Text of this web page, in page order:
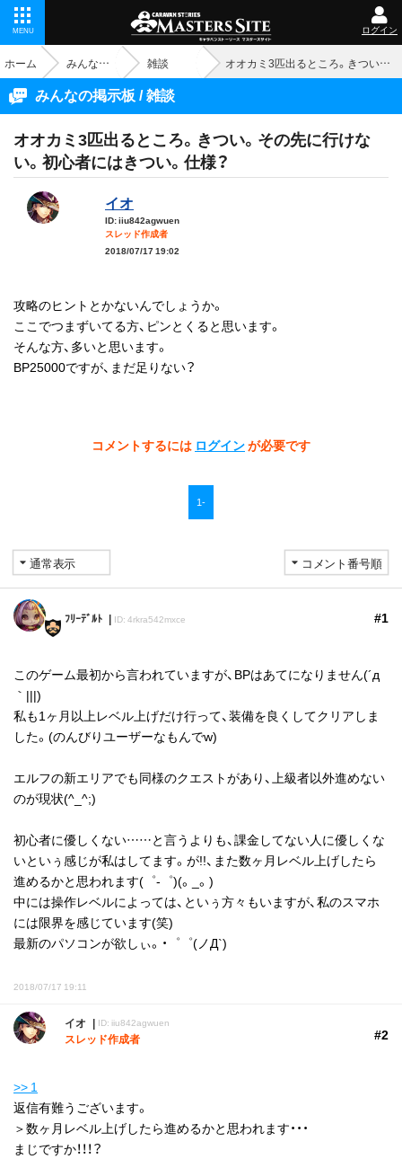
MENU ログイン
ホーム みんなの掲示板 雑談 オオカミ3匹出るところ。きつい。その先に行けない。初心者にはきつい。仕様？
みんなの掲示板 / 雑談
オオカミ3匹出るところ。きつい。その先に行けな
い。初心者にはきつい。仕様？
イオ
ID: iiu842agwuen
スレッド作成者
2018/07/17 19:02
攻略のヒントとかないんでしょうか。
ここでつまずいてる方、ピンとくると思います。
そんな方、多いと思います。
BP25000ですが、まだ足りない？
コメントするには ログインが必要です
1-
ﾌﾘｰﾃﾞﾙﾄ ID: 4rkra542mxce #1
このゲーム最初から言われていますが、BPはあてになりません(´д
｀|||)
私も1ヶ月以上レベル上げだけ行って、装備を良くしてクリアしま
した。(のんびりユーザーなもんでw)
エルフの新エリアでも同様のクエストがあり、上級者以外進めない
のが現状(^_^;)
初心者に優しくない……と言うよりも、課金してない人に優しくな
いといぅ感じが私はしてます。が!!、また数ヶ月レベル上げしたら
進めるかと思われます(゜-゜)(。_。)
中には操作レベルによっては、といぅ方々もいますが、私のスマホ
には限界を感じています(笑)
最新のパソコンが欲しぃ。・゜゜(ノД`)
2018/07/17 19:11
イオ ID: iiu842agwuen
スレッド作成者 #2
>> 1
返信有難うございます。
＞数ヶ月レベル上げしたら進めるかと思われます・・・
まじですか！！！？